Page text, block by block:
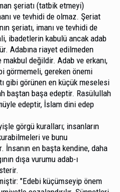
şeriatı (tatbik etmeyi)
ve tevhidi de ol­maz. Şeriat
şeriatı, imanı ve tevhidi de
ibadetlerin kabulü ancak adab
Ada­bına riayet edilmeden
değildir. Adab ve erkanı,
görmemeli, gereken önemi
gibi görünen en küçük meselesi
baştan başa edeptir. Rasülullah
edeptir, İslam dini edep
görgü kuralları; insanların
ve bu­nu
en başta kendine, daha
dışa vurumu adab-ı
"Edebi küçüm­seyip önem